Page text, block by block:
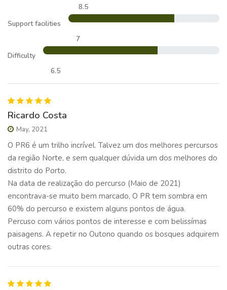
8.5
Support facilities
7
Difficulty
6.5
Ricardo Costa
May, 2021
O PR6 é um trilho incrível. Talvez um dos melhores percursos
da região Norte, e sem qualquer dúvida um dos melhores do
distrito do Porto.
Na data de realização do percurso (Maio de 2021)
encontrava-se muito bem marcado, O PR tem sombra em
60% do percurso e existem alguns pontos de água.
Percuso com vários pontos de interesse e com belissímas
paisagens. A repetir no Outono quando os bosques adquirem
outras cores.